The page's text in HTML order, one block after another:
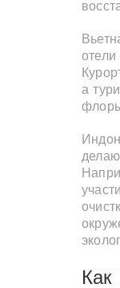
а
Как